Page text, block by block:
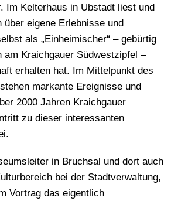
Im Kelterhaus in Ubstadt liest und
über eigene Erlebnisse und
als „Einheimischer“ – gebürtig
am Kraichgauer Südwestzipfel –
erhalten hat. Im Mittelpunkt des
markante Ereignisse und
2000 Jahren Kraichgauer
zu dieser interessanten
in Bruchsal und dort auch
bei der Stadtverwaltung,
Vortrag das eigentlich